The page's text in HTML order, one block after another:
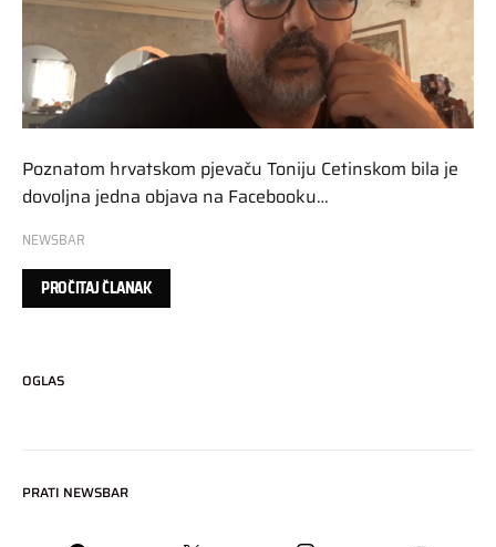
Poznatom hrvatskom pjevaču Toniju Cetinskom bila je
dovoljna jedna objava na Facebooku…
NEWSBAR
PROČITAJ ČLANAK
OGLAS
PRATI NEWSBAR